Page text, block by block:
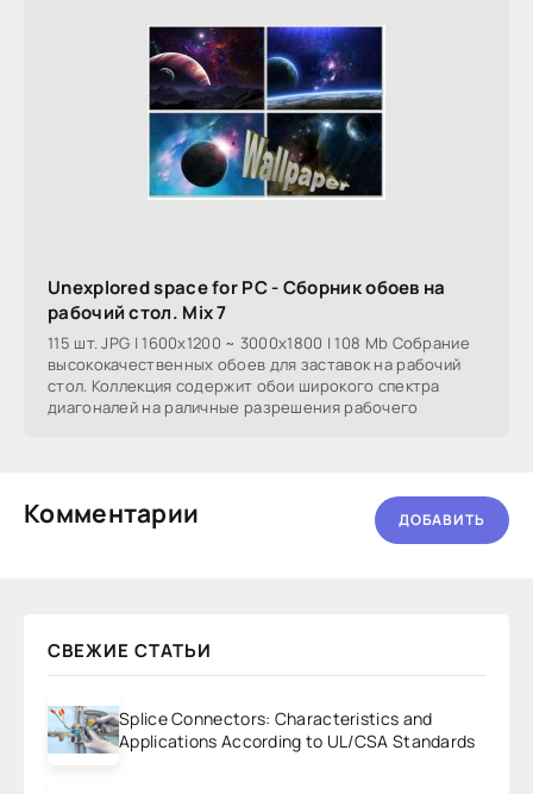
Unexplored space for PC - Сборник обоев на
рабочий стол. Mix 7
115 шт. JPG | 1600x1200 ~ 3000x1800 | 108 Mb Собрание
высококачественных обоев для заставок на рабочий
стол. Коллекция содержит обои широкого спектра
диагоналей на раличные разрешения рабочего
Комментарии ДОБАВИТЬ
СВЕЖИЕ СТАТЬИ
Splice Connectors: Characteristics and
Applications According to UL/CSA Standards